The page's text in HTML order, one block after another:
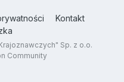
Kontakt
Sp. z o.o.
Community